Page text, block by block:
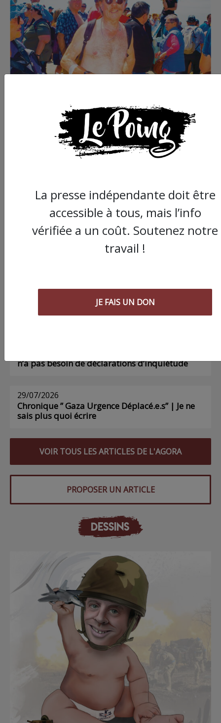
Voir tous les numéros papier
AGORA
Chronique ” Gaza Urgence Déplacé.e.s” |
Compte rendus des ateliers de soutien
psychologique pour les femmes
n’a pas besoin de déclarations d’inquiétude
29/07/2026
Chronique ” Gaza Urgence Déplacé.e.s” | Je ne
sais plus quoi écrire
VOIR TOUS LES ARTICLES DE L'AGORA
PROPOSER UN ARTICLE
DESSINS
La presse indépendante doit être
accessible à tous, mais l’info
vérifiée a un coût. Soutenez notre
travail !
JE FAIS UN DON